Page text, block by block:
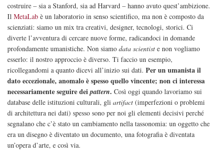
costruire – sia a Stanford, sia ad Harvard – hanno avuto quest’ambizione.
Il MetaLab è un laboratorio in senso scientifico, ma non è composto da
scienziati: siamo un mix tra creativi, designer, tecnologi, storici. Ci
diverte l’avventura di cercare nuove forme, radicandoci in domande
profondamente umanistiche. Non siamo data scientist e non vogliamo
esserlo: il nostro approccio è diverso. Ti faccio un esempio,
ricollegandomi a quanto dicevi all’inizio sui dati. Per un umanista il
dato eccezionale, anomalo è spesso quello vincente; non ci interessa
necessariamente seguire deipattern. Così oggi quando lavoriamo sui
database delle istituzioni culturali, gli artifact (imperfezioni o problemi
di architettura nei dati) spesso sono per noi gli elementi decisivi perché
segnalano che c’è stato un cambiamento nella tassonomia: un oggetto che
era un disegno è diventato un documento, una fotografia è diventata
un’opera d’arte, e così via.